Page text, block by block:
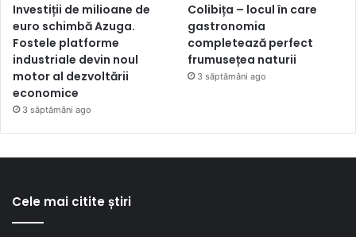
Investiții de milioane de
euro schimbă Azuga.
Fostele platforme
industriale devin noul
motor al dezvoltării
economice
3 săptămâni ago
Colibița – locul în care
gastronomia
completează perfect
frumusețea naturii
3 săptămâni ago
Cele mai citite știri